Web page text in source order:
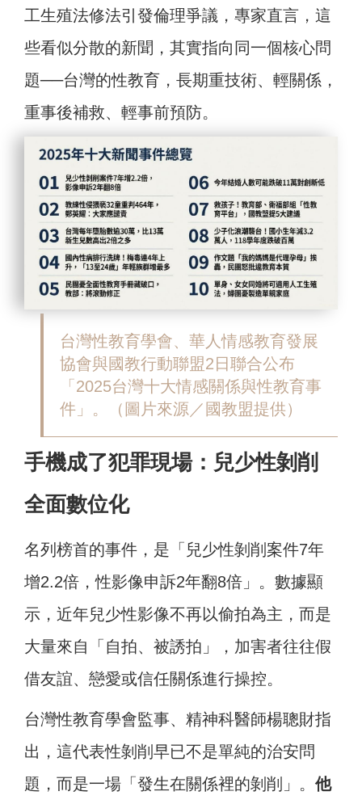
工生殖法修法引發倫理爭議，專家直言，這
些看似分散的新聞，其實指向同一個核心問
題──台灣的性教育，長期重技術、輕關係，
重事後補救、輕事前預防。
台灣性教育學會、華人情感教育發展
協會與國教行動聯盟2日聯合公布
「2025台灣十大情感關係與性教育事
件」。（圖片來源／國教盟提供）
手機成了犯罪現場：兒少性剝削
全面數位化
名列榜首的事件，是「兒少性剝削案件7年
增2.2倍，性影像申訴2年翻8倍」。數據顯
示，近年兒少性影像不再以偷拍為主，而是
大量來自「自拍、被誘拍」，加害者往往假
借友誼、戀愛或信任關係進行操控。
台灣性教育學會監事、精神科醫師楊聰財指
出，這代表性剝削早已不是單純的治安問
題，而是一場「發生在關係裡的剝削」。 他